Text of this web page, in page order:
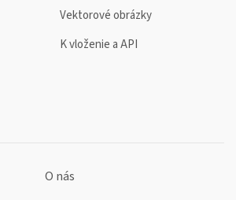
Vektorové obrázky
K vloženie a API
O nás